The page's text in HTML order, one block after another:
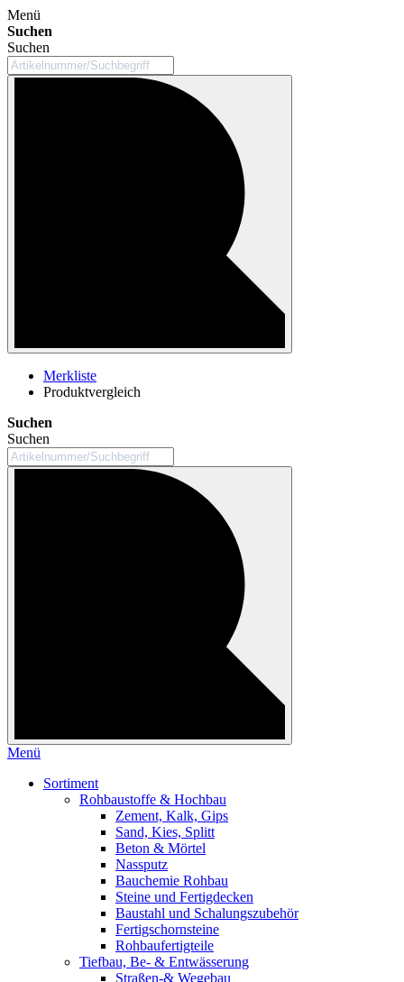
Menü
Suchen
Suchen
Merkliste
Produktvergleich
Suchen
Suchen
Menü
Sortiment
Rohbaustoffe & Hochbau
Zement, Kalk, Gips
Sand, Kies, Splitt
Beton & Mörtel
Nassputz
Bauchemie Rohbau
Steine und Fertigdecken
Baustahl und Schalungszubehör
Fertigschornsteine
Rohbaufertigteile
Tiefbau, Be- & Entwässerung
Straßen-& Wegebau